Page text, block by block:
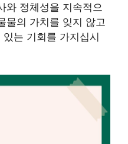
와 정체성을 지속적으
물의 가치를 잊지 않고
는 기회를 가지십시